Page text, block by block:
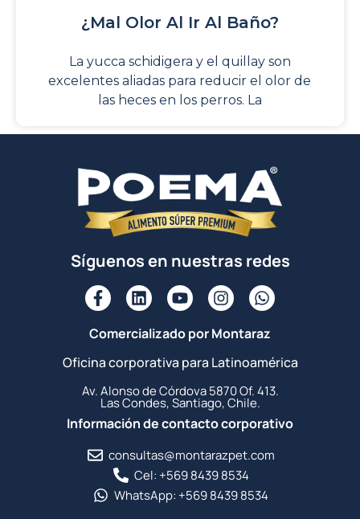
¿Mal Olor Al Ir Al Baño?
La yucca schidigera y el quillay son
excelentes aliadas para reducir el olor de
las heces en los perros. La
Comercializado por Montaraz
Oficina corporativa para Latinoamérica
Av. Alonso de Córdova 5870 Of. 413.
Las Condes, Santiago, Chile.
Síguenos en nuestras redes
Información de contacto corporativo
consultas@montarazpet.com
Cel: +569 8439 8534
WhatsApp: +569 8439 8534